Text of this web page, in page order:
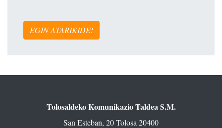
EGIN ATARIKIDE!
Tolosaldeko Komunikazio Taldea S.M.
San Esteban, 20 Tolosa 20400